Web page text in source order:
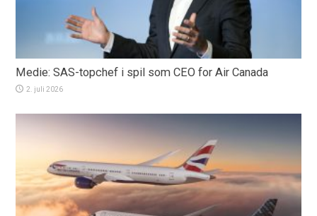
Medie: SAS-topchef i spil som CEO for Air Canada
2. juli 2026